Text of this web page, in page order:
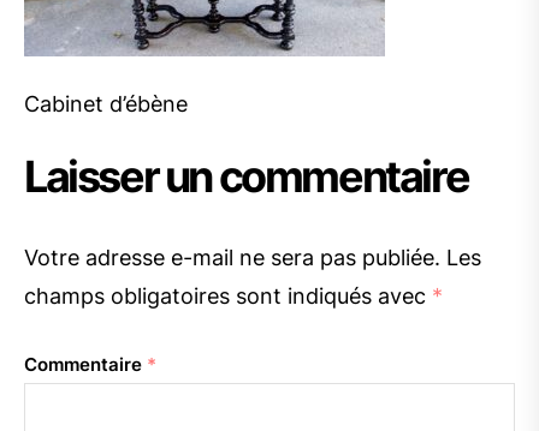
Cabinet d’ébène
Laisser un commentaire
Votre adresse e-mail ne sera pas publiée. Les
champs obligatoires sont indiqués avec *
Commentaire *